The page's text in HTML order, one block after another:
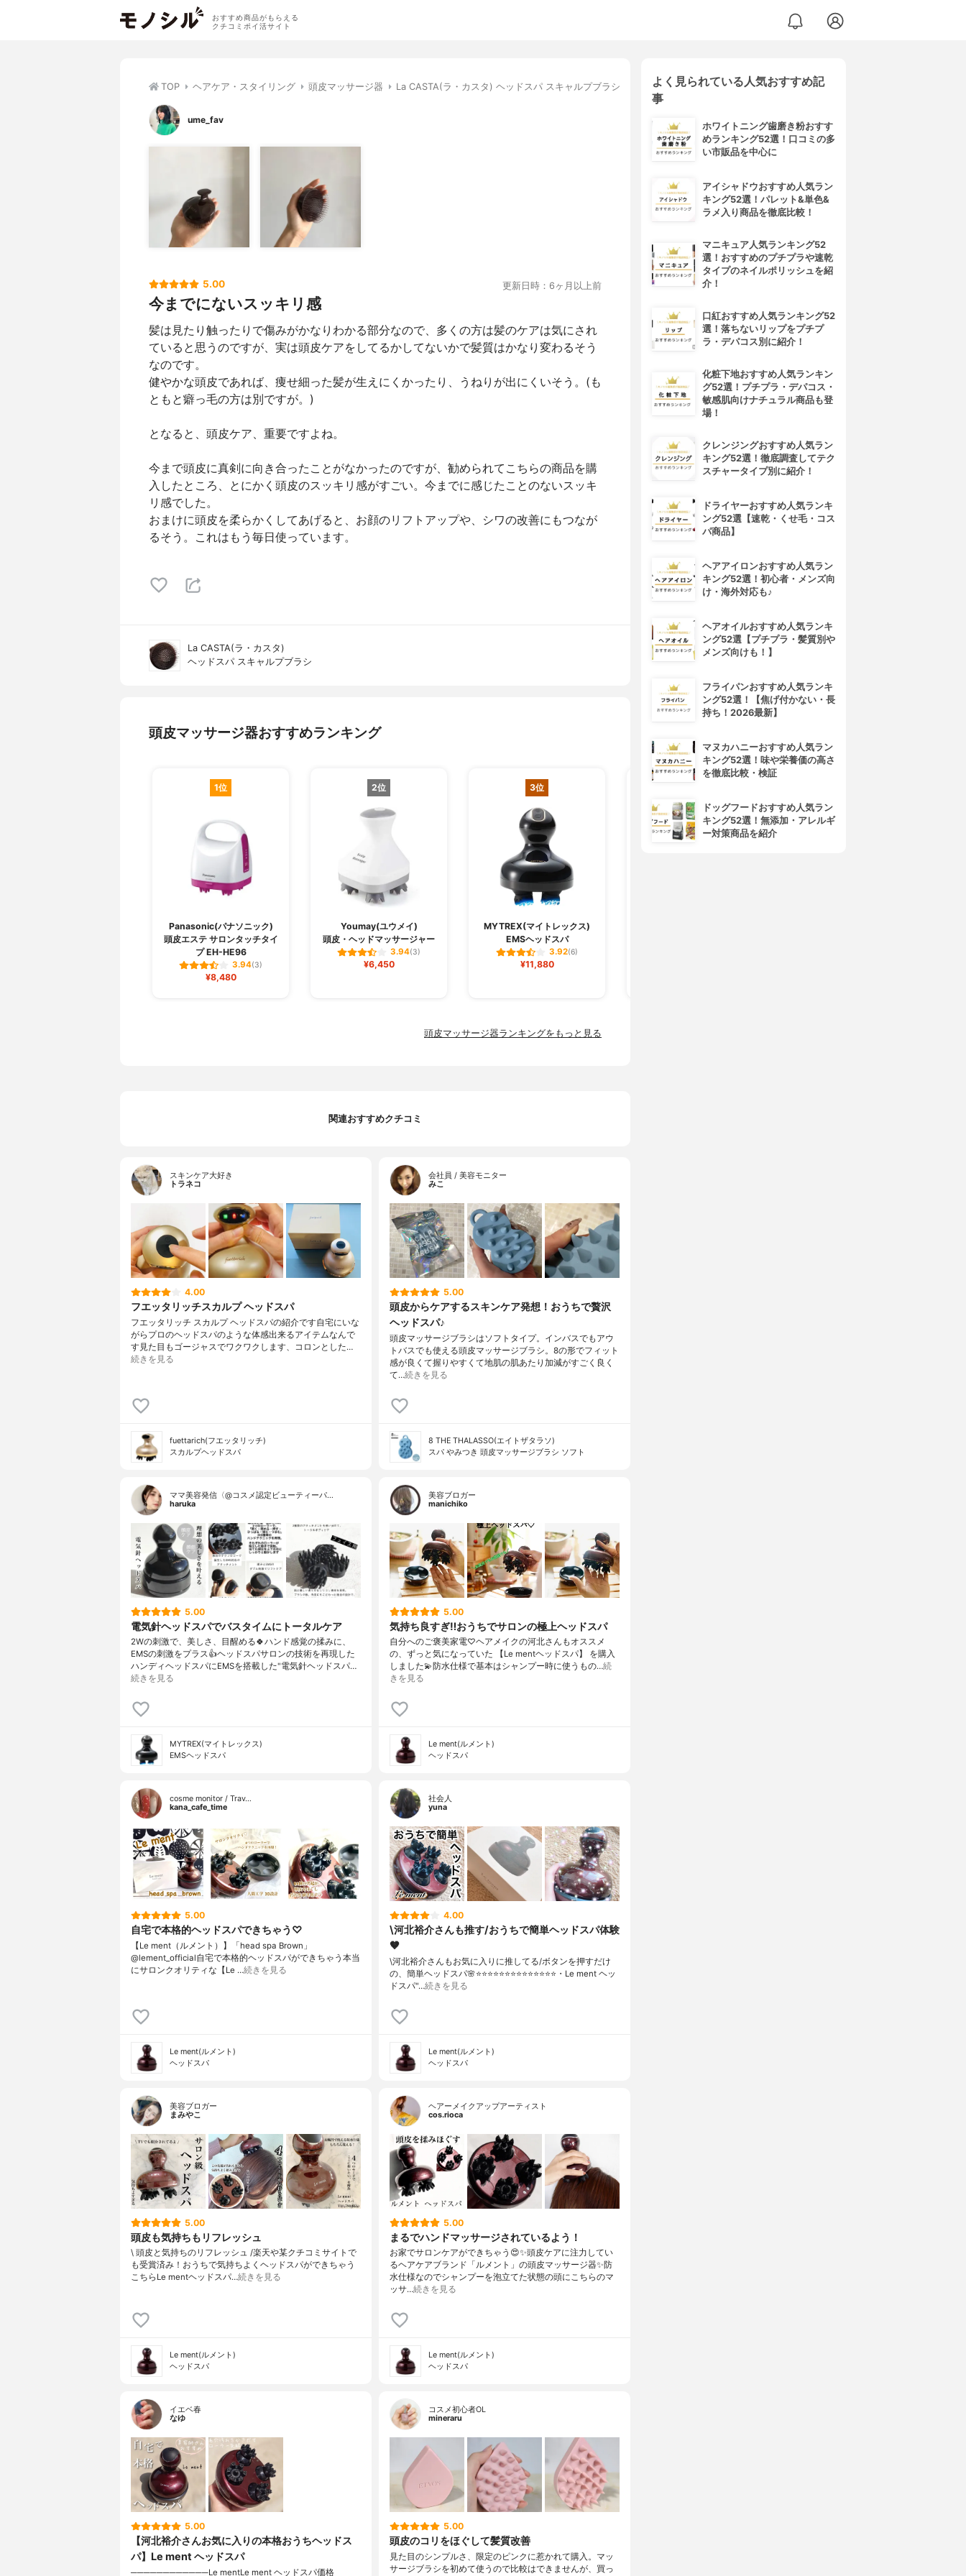
おすすめ商品がもらえる
クチコミポイ活サイト
TOP ヘアケア・スタイリング 頭皮マッサージ器 La CASTA(ラ・カスタ) ヘッドスパ スキャルプブラシ
ume_fav
5.00 更新日時：6ヶ月以上前
今までにないスッキリ感
髪は見たり触ったりで傷みがかなりわかる部分なので、多くの方は髪のケアは気にされ
ていると思うのですが、実は頭皮ケアをしてるかしてないかで髪質はかなり変わるそう
なのです。
健やかな頭皮であれば、痩せ細った髪が生えにくかったり、うねりが出にくいそう。(も
ともと癖っ毛の方は別ですが。)
となると、頭皮ケア、重要ですよね。
今まで頭皮に真剣に向き合ったことがなかったのですが、勧められてこちらの商品を購
入したところ、とにかく頭皮のスッキリ感がすごい。今までに感じたことのないスッキ
リ感でした。
おまけに頭皮を柔らかくしてあげると、お顔のリフトアップや、シワの改善にもつなが
るそう。これはもう毎日使っています。
La CASTA(ラ・カスタ)
ヘッドスパ スキャルプブラシ
頭皮マッサージ器おすすめランキング
1位
Panasonic(パナソニック)
頭皮エステ サロンタッチタイ
プ EH-HE96
3.94(3)
¥8,480
2位
Youmay(ユウメイ)
頭皮・ヘッドマッサージャー
3.94(3)
¥6,450
3位
MYTREX(マイトレックス)
EMSヘッドスパ
3.92(6)
¥11,880
頭皮マッサージ器ランキングをもっと見る
関連おすすめクチコミ
スキンケア大好き
トラネコ
4.00
フエッタリッチスカルプ ヘッドスパ
フエッタリッチ スカルプ ヘッドスパの紹介です自宅にいな
がらプロのヘッドスパのような体感出来るアイテムなんで
す見た目もゴージャスでワクワクします、コロンとした…
続きを見る
fuettarich(フエッタリッチ)
スカルプヘッドスパ
会社員 / 美容モニター
みこ
5.00
頭皮からケアするスキンケア発想！おうちで贅沢
ヘッドスパ♪
頭皮マッサージブラシはソフトタイプ。インバスでもアウ
トバスでも使える頭皮マッサージブラシ。8の形でフィット
感が良くて握りやすくて地肌の肌あたり加減がすごく良く
て…続きを見る
8 THE THALASSO(エイトザタラソ)
スパ やみつき 頭皮マッサージブラシ ソフト
ママ美容発信〈@コスメ認定ビューティーパ…
haruka
5.00
電気針ヘッドスパでバスタイムにトータルケア
2Wの刺激で、美しさ、目醒める🍀ハンド感覚の揉みに、
EMSの刺激をプラス👍ヘッドスパサロンの技術を再現した
ハンディヘッドスパにEMSを搭載した"電気針ヘッドスパ…
続きを見る
MYTREX(マイトレックス)
EMSヘッドスパ
美容ブロガー
manichiko
5.00
気持ち良すぎ‼︎おうちでサロンの極上ヘッドスパ
自分へのご褒美家電♡ヘアメイクの河北さんもオススメ
の、ずっと気になっていた 【Le mentヘッドスパ】 を購入
しました💫防水仕様で基本はシャンプー時に使うもの…続
きを見る
Le ment(ルメント)
ヘッドスパ
cosme monitor / Trav…
kana_cafe_time
5.00
自宅で本格的ヘッドスパできちゃう♡
【Le ment（ルメント）】「head spa Brown」
@lement_official自宅で本格的ヘッドスパができちゃう本当
にサロンクオリティな【Le …続きを見る
Le ment(ルメント)
ヘッドスパ
社会人
yuna
4.00
\河北裕介さんも推す/おうちで簡単ヘッドスパ体験
🤎
\河北裕介さんもお気に入りに推してる/ボタンを押すだけ
の、簡単ヘッドスパ🌸⭐️⭐️⭐️⭐️⭐️⭐️⭐️⭐️⭐️⭐️⭐️⭐️⭐️⭐️・Le ment ヘッ
ドスパ"…続きを見る
Le ment(ルメント)
ヘッドスパ
美容ブロガー
まみやこ
5.00
頭皮も気持ちもリフレッシュ
\ 頭皮と気持ちのリフレッシュ /⁡楽天や某クチコミサイトで
も受賞済み！⁡⁡おうちで気持ちよくヘッドスパができちゃう
こちら⁡⁡⁡Le mentヘッドスパ⁡⁡⁡⁡…続きを見る
Le ment(ルメント)
ヘッドスパ
ヘアーメイクアップアーティスト
cos.rioca
5.00
まるでハンドマッサージされているよう！
お家でサロンケアができちゃう😍✨頭皮ケアに注力してい
るヘアケアブランド「ルメント」の頭皮マッサージ器✨防
水仕様なのでシャンプーを泡立てた状態の頭にこちらのマ
ッサ…続きを見る
Le ment(ルメント)
ヘッドスパ
イエベ春
なゆ
5.00
【河北裕介さんお気に入りの本格おうちヘッドス
パ】Le ment ヘッドスパ
────────────Le mentLe ment ヘッドスパ価格
コスメ初心者OL
mineraru
5.00
頭皮のコリをほぐして髪質改善
見た目のシンプルさ、限定のピンクに惹かれて購入。マッ
サージブラシを初めて使うので比較はできませんが、買っ
よく見られている人気おすすめ記
事
ホワイトニング歯磨き粉おすす
めランキング52選！口コミの多
い市販品を中心に
アイシャドウおすすめ人気ラン
キング52選！パレット&単色&
ラメ入り商品を徹底比較！
マニキュア人気ランキング52
選！おすすめのプチプラや速乾
タイプのネイルポリッシュを紹
介！
口紅おすすめ人気ランキング52
選！落ちないリップをプチプ
ラ・デパコス別に紹介！
化粧下地おすすめ人気ランキン
グ52選！プチプラ・デパコス・
敏感肌向けナチュラル商品も登
場！
クレンジングおすすめ人気ラン
キング52選！徹底調査してテク
スチャータイプ別に紹介！
ドライヤーおすすめ人気ランキ
ング52選【速乾・くせ毛・コス
パ商品】
ヘアアイロンおすすめ人気ラン
キング52選！初心者・メンズ向
け・海外対応も♪
ヘアオイルおすすめ人気ランキ
ング52選【プチプラ・髪質別や
メンズ向けも！】
フライパンおすすめ人気ランキ
ング52選！【焦げ付かない・長
持ち！2026最新】
マヌカハニーおすすめ人気ラン
キング52選！味や栄養価の高さ
を徹底比較・検証
ドッグフードおすすめ人気ラン
キング52選！無添加・アレルギ
ー対策商品を紹介